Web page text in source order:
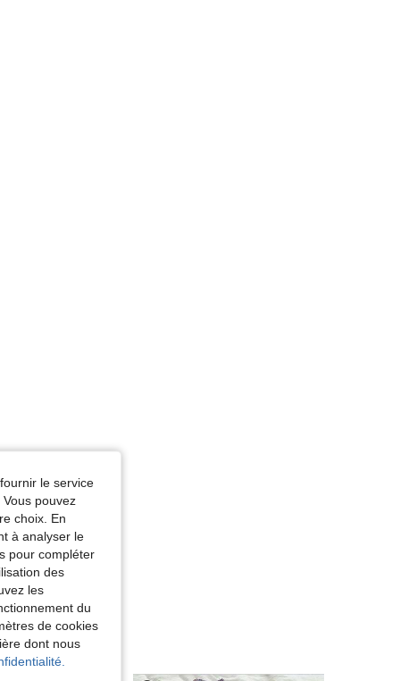
le service
pouvez
choix. En
à analyser le
pour compléter
des
les
du
de cookies
dont nous